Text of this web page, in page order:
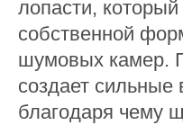
лопасти, который
собственной
шумовых камер.
создает
благодаря чему